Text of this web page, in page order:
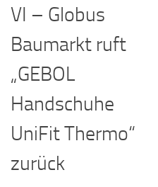
VI – Globus
Baumarkt ruft
„GEBOL
Handschuhe
UniFit Thermo“
zurück